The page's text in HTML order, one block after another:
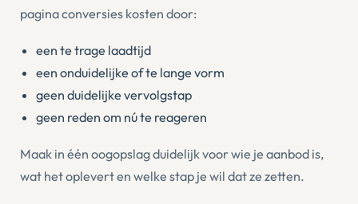
pagina conversies kosten door:
een te trage laadtijd
een onduidelijke of te lange vorm
geen duidelijke vervolgstap
geen reden om nú te reageren
Maak in één oogopslag duidelijk voor wie je aanbod is,
wat het oplevert en welke stap je wil dat ze zetten.